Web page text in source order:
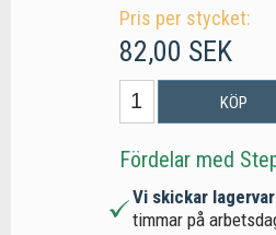
Pris per stycket:
82,00 SEK
KÖP
Fördelar med
Vi skickar
timmar på